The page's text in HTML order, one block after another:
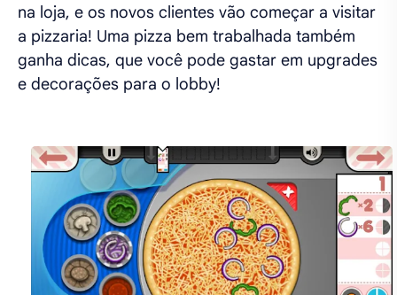
na loja, e os novos clientes vão começar a visitar
a pizzaria! Uma pizza bem trabalhada também
ganha dicas, que você pode gastar em upgrades
e decorações para o lobby!